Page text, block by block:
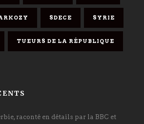
SDECE SYRIE
TUEURS DE LA RÉPUBLIQUE
raconté en détails par la BBC et